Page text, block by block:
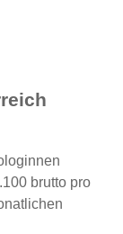
brutto pro